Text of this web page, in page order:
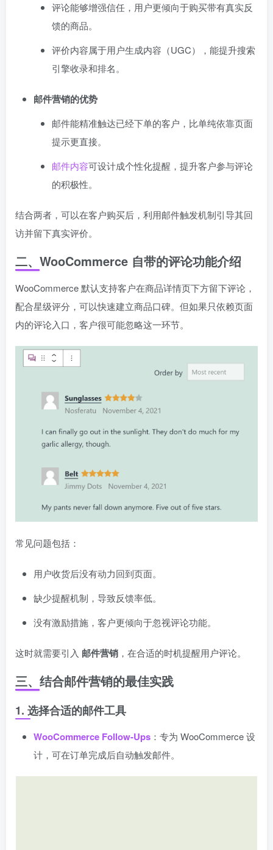
评论能够增强信任，用户更倾向于购买带有真实反
馈的商品。
评价内容属于用户生成内容（UGC），能提升搜索
引擎收录和排名。
邮件营销的优势
邮件能精准触达已经下单的客户，比单纯依靠页面
提示更直接。
邮件内容可设计成个性化提醒，提升客户参与评论
的积极性。
结合两者，可以在客户购买后，利用邮件触发机制引导其回
访并留下真实评价。
二、WooCommerce 自带的评论功能介绍
WooCommerce 默认支持客户在商品详情页下方留下评论，
配合星级评分，可以快速建立商品口碑。但如果只依赖页面
内的评论入口，客户很可能忽略这一环节。
常见问题包括：
用户收货后没有动力回到页面。
缺少提醒机制，导致反馈率低。
没有激励措施，客户更倾向于忽视评论功能。
这时就需要引入 邮件营销 ，在合适的时机提醒用户评论。
三、结合邮件营销的最佳实践
1. 选择合适的邮件工具
WooCommerce Follow-Ups ：专为 WooCommerce 设
计，可在订单完成后自动触发邮件。